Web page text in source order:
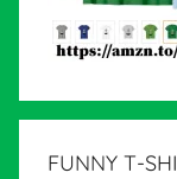
FUNNY T-